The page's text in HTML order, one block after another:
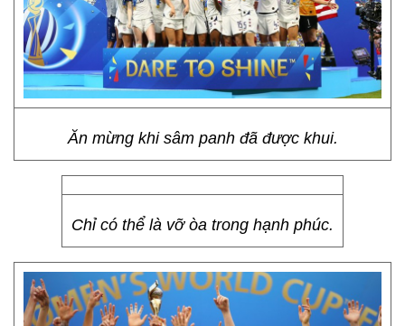
Ăn mừng khi sâm panh đã được khui.
Chỉ có thể là vỡ òa trong hạnh phúc.